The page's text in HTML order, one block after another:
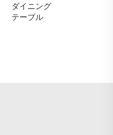
ダイニング
テーブル